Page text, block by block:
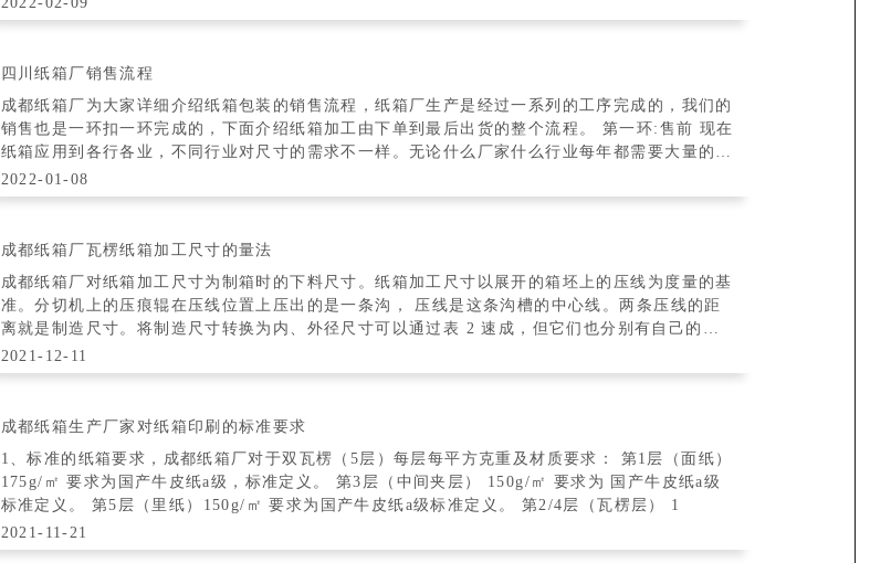
四川纸箱厂销售流程
成都纸箱厂为大家详细介绍纸箱包装的销售流程，纸箱厂生产是经过一系列的工序完成的，我们的
销售也是一环扣一环完成的，下面介绍纸箱加工由下单到最后出货的整个流程。 第一环:售前 现在
纸箱应用到各行各业，不同行业对尺寸的需求不一样。无论什么厂家什么行业每年都需要大量的纸
箱做周转。前期咨询，我们给予专业的解
2022-01-08
成都纸箱厂瓦楞纸箱加工尺寸的量法
成都纸箱厂对纸箱加工尺寸为制箱时的下料尺寸。纸箱加工尺寸以展开的箱坯上的压线为度量的基
准。分切机上的压痕辊在压线位置上压出的是一条沟， 压线是这条沟槽的中心线。两条压线的距
离就是制造尺寸。将制造尺寸转换为内、外径尺寸可以通过表 2 速成，但它们也分别有自己的测
量方法。 瓦楞纸箱在加工过程中有单拼
2021-12-11
成都纸箱生产厂家对纸箱印刷的标准要求
1、标准的纸箱要求，成都纸箱厂对于双瓦楞（5层）每层每平方克重及材质要求： 第1层（面纸）
175g/㎡ 要求为国产牛皮纸a级，标准定义。 第3层（中间夹层） 150g/㎡ 要求为 国产牛皮纸a级
标准定义。 第5层（里纸）150g/㎡ 要求为国产牛皮纸a级标准定义。 第2/4层（瓦楞层） 1
2021-11-21